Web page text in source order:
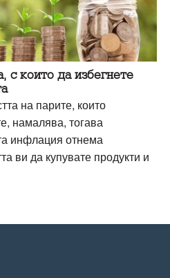
с които да избегнете
на парите, които
намалява, тогава
инфлация отнема
ви да купувате продукти и